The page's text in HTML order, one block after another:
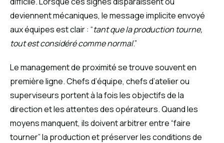
deviennent mécaniques, le message implicite envoyé
aux équipes est clair : “tant que la production tourne,
tout est considéré comme normal.”
Le management de proximité se trouve souvent en
première ligne. Chefs d’équipe, chefs d’atelier ou
superviseurs portent à la fois les objectifs de la
direction et les attentes des opérateurs. Quand les
moyens manquent, ils doivent arbitrer entre “faire
tourner” la production et préserver les conditions de